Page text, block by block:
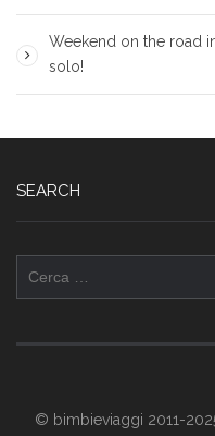
Weekend on the road
solo!
SEARCH
per:
© bimbieviaggi 2011-